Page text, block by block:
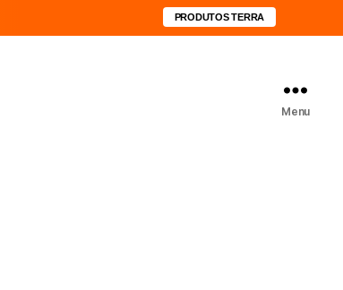
PRODUTOS TERRA
Menu